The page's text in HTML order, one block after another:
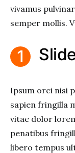
vivamus
semper mollis.
Ipsum orci nisi
sapien fringilla
vitae dolor
penatibus
libero tempus